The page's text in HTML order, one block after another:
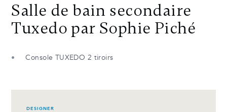
Salle de bain secondaire
Tuxedo par Sophie Piché
Console TUXEDO 2 tiroirs
DESIGNER